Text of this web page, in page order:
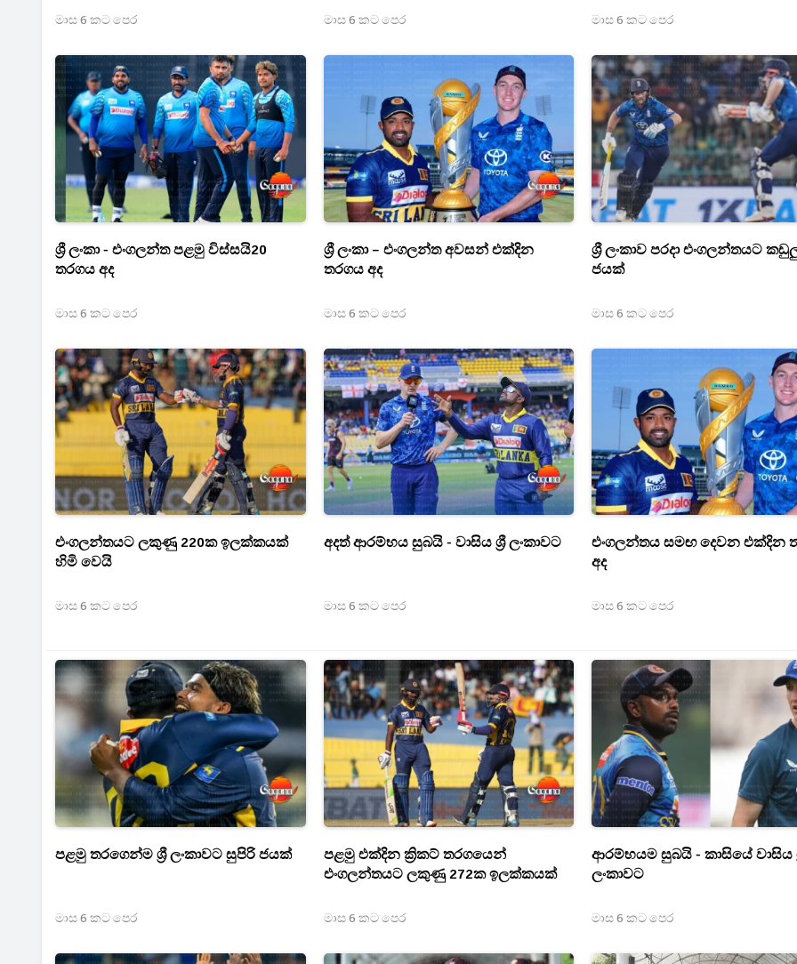
මාස 6 කට පෙර මාස 6 කට පෙර මාස 6 කට පෙර
ශ්‍රී ලංකා - එංගලන්ත පළමු විස්සයි20
තරගය අද
මාස 6 කට පෙර
ශ්‍රී ලංකා – එංගලන්ත අවසන් එක්දින
තරගය අද
මාස 6 කට පෙර
ශ්‍රී ලංකාව පරදා එංගලන්තයට
ජයක්
මාස 6 කට පෙර
එංගලන්තයට ලකුණු 220ක ඉලක්කයක්
හිමි වෙයි
මාස 6 කට පෙර
අදත් ආරම්භය සුබයි - වාසිය ශ්‍රී ලංකාවට
මාස 6 කට පෙර
එංගලන්තය සමඟ දෙවන එක්දින
අද
මාස 6 කට පෙර
පළමු තරගෙන්ම ශ්‍රී ලංකාවට සුපිරි ජයක්
මාස 6 කට පෙර
පළමු එක්දින ක්‍රිකට් තරගයෙන්
එංගලන්තයට ලකුණු 272ක ඉලක්කයක්
මාස 6 කට පෙර
ආරම්භයම සුබයි - කාසියේ වාසිය
ලංකාවට
මාස 6 කට පෙර